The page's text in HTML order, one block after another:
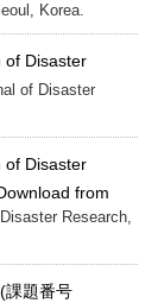
Korea.
of Disaster
of Disaster
of Disaster
from
Research,
題番号